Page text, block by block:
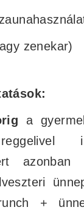
zenekar)
a
azonban
+